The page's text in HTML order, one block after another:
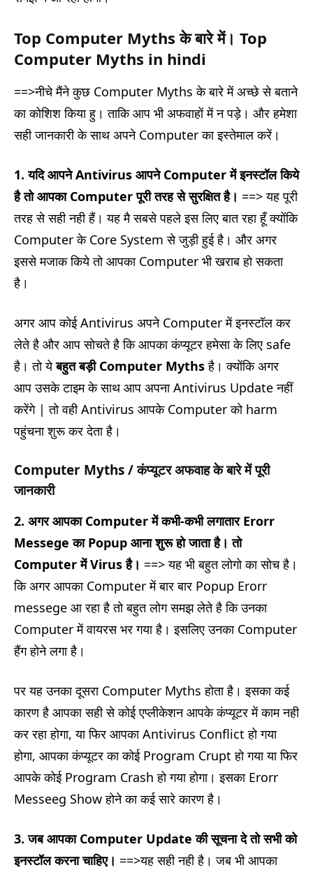
Top Computer Myths के बारे में। Top
Computer Myths in hindi
==>नीचे मैंने कुछ Computer Myths के बारे में अच्छे से बताने
का कोशिश किया हु। ताकि आप भी अफवाहों में न पड़े। और हमेशा
सही जानकारी के साथ अपने Computer का इस्तेमाल करें।
1. यदि आपने Antivirus आपने Computer में इनस्टॉल किये
है तो आपका Computer पूरी तरह से सुरक्षित है। ==> यह पूरी
तरह से सही नही हैं। यह मै सबसे पहले इस लिए बात रहा हूँ क्योंकि
Computer के Core System से जुड़ी हुई है। और अगर
इससे मजाक किये तो आपका Computer भी खराब हो सकता
है।
अगर आप कोई Antivirus अपने Computer में इनस्टॉल कर
लेते है और आप सोचते है कि आपका कंप्यूटर हमेसा के लिए safe
है। तो येबहुत बड़ी Computer Mythsहै। क्योंकि अगर
आप उसके टाइम के साथ आप अपना Antivirus Update नहीं
करेंगे | तो वही Antivirus आपके Computer को harm
पहुंचना शुरू कर देता है।
Computer Myths / कंप्यूटर अफवाह के बारे में पूरी
जानकारी
2. अगर आपका Computer में कभी-कभी लगातार Erorr
Messege का Popup आना शुरू हो जाता है। तो
Computer में Virus है। ==> यह भी बहुत लोगो का सोच है।
कि अगर आपका Computer में बार बार Popup Erorr
messege आ रहा है तो बहुत लोग समझ लेते है कि उनका
Computer में वायरस भर गया है। इसलिए उनका Computer
हैंग होने लगा है।
पर यह उनका दूसरा Computer Myths होता है। इसका कई
कारण है आपका सही से कोई एप्लीकेशन आपके कंप्यूटर में काम नही
कर रहा होगा, या फिर आपका Antivirus Conflict हो गया
होगा, आपका कंप्यूटर का कोई Program Crupt हो गया या फिर
आपके कोई Program Crash हो गया होगा। इसका Erorr
Messeeg Show होने का कई सारे कारण है।
3. जब आपका Computer Update की सूचना दे तो सभी को
इनस्टॉल करना चाहिए। ==>यह सही नही है। जब भी आपका